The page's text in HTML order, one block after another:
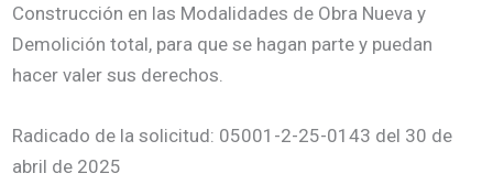
Construcción en las Modalidades de Obra Nueva y
Demolición total, para que se hagan parte y puedan
hacer valer sus derechos.
Radicado de la solicitud: 05001-2-25-0143 del 30 de
abril de 2025